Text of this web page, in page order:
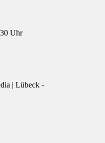
Uhr
| Lübeck -